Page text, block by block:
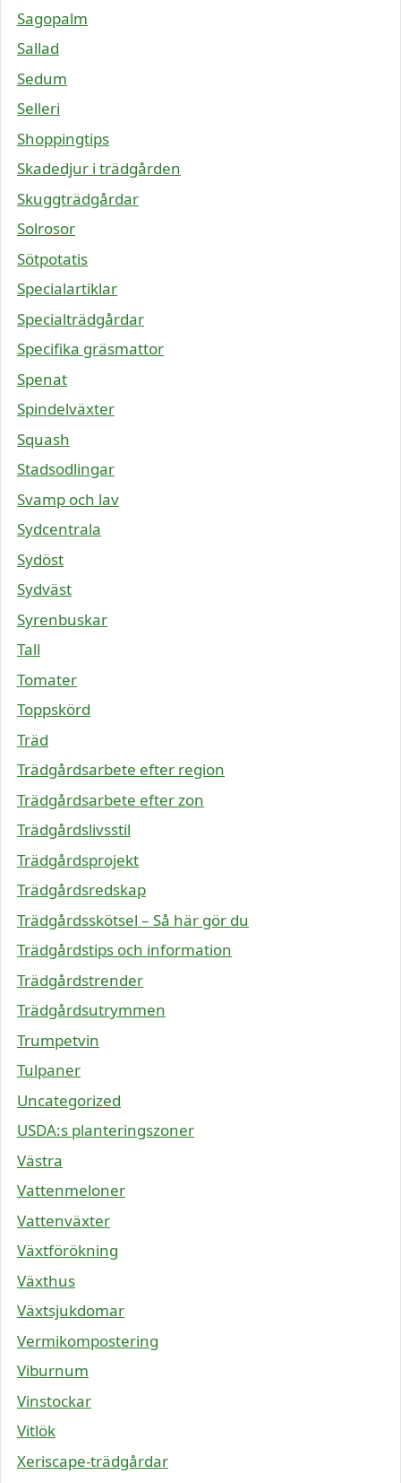
Sagopalm
Sallad
Sedum
Selleri
Shoppingtips
Skadedjur i trädgården
Skuggträdgårdar
Solrosor
Sötpotatis
Specialartiklar
Specialträdgårdar
Specifika gräsmattor
Spenat
Spindelväxter
Squash
Stadsodlingar
Svamp och lav
Sydcentrala
Sydöst
Sydväst
Syrenbuskar
Tall
Tomater
Toppskörd
Träd
Trädgårdsarbete efter region
Trädgårdsarbete efter zon
Trädgårdslivsstil
Trädgårdsprojekt
Trädgårdsredskap
Trädgårdsskötsel – Så här gör du
Trädgårdstips och information
Trädgårdstrender
Trädgårdsutrymmen
Trumpetvin
Tulpaner
Uncategorized
USDA:s planteringszoner
Västra
Vattenmeloner
Vattenväxter
Växtförökning
Växthus
Växtsjukdomar
Vermikompostering
Viburnum
Vinstockar
Vitlök
Xeriscape-trädgårdar